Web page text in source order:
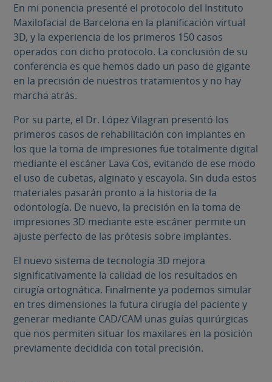
En mi ponencia presenté el protocolo del Instituto
Maxilofacial de Barcelona en la planificación virtual
3D, y la experiencia de los primeros 150 casos
operados con dicho protocolo. La conclusión de su
conferencia es que hemos dado un paso de gigante
en la precisión de nuestros tratamientos y no hay
marcha atrás.
Por su parte, el Dr. López Vilagran presentó los
primeros casos de rehabilitación con implantes en
los que la toma de impresiones fue totalmente digital
mediante el escáner Lava Cos, evitando de ese modo
el uso de cubetas, alginato y escayola. Sin duda estos
materiales pasarán pronto a la historia de la
odontología. De nuevo, la precisión en la toma de
impresiones 3D mediante este escáner permite un
ajuste perfecto de las prótesis sobre implantes.
El nuevo sistema de tecnología 3D mejora
significativamente la calidad de los resultados en
cirugía ortognática. Finalmente ya podemos simular
en tres dimensiones la futura cirugía del paciente y
generar mediante CAD/CAM unas guías quirúrgicas
que nos permiten situar los maxilares en la posición
previamente decidida con total precisión.